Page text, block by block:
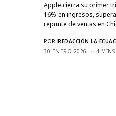
Apple cierra su primer
16% en ingresos,
repunte de ventas en
POR REDACCIÓN LA
30 ENERO 2026
4